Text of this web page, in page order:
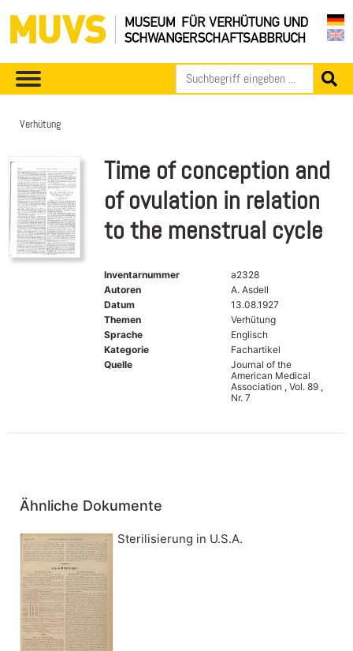
Verhütung
Time of conception and
of ovulation in relation
to the menstrual cycle
Inventarnummer
a2328
Autoren
A. Asdell
Datum
13.08.1927
Themen
Verhütung
Sprache
Englisch
Kategorie
Fachartikel
Quelle
Journal of the
American Medical
Association , Vol. 89 ,
Nr. 7
Ähnliche Dokumente
Sterilisierung in U.S.A.